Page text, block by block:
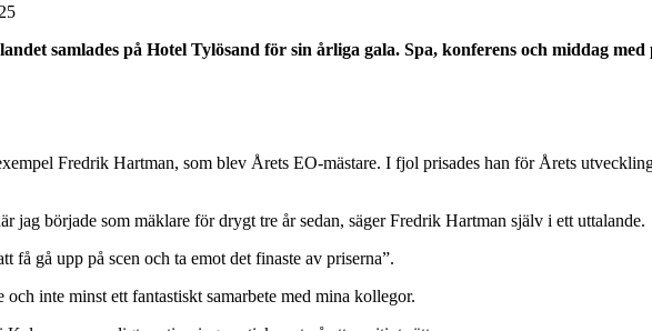
samlades på Hotel Tylösand för sin årliga gala. Spa, konferens och middag
Fredrik Hartman, som blev Årets EO-mästare. I fjol prisades han för Årets
jag började som mäklare för drygt tre år sedan, säger Fredrik Hartman själv i ett uttalande.
få gå upp på scen och ta emot det finaste av priserna”.
inte minst ett fantastiskt samarbete med mina kollegor.